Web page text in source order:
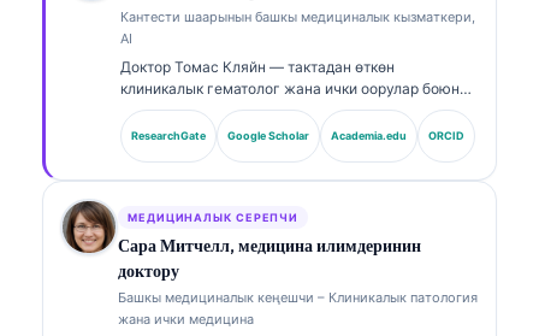
Кантести шаарынын башкы медициналык кызматкери,
AI
Доктор Томас Кляйн — тактадан өткөн
клиникалык гематолог жана ички оорулар боюнча
дарыгер, лабораториялык медицинада жана AI-
колдоого алынган клиникалык анализде 15
жылдан ашык тажрыйбасы бар. Kantesti AI
медициналык тактыгына клиникалык көзөмөл
жүргүзөт.
ResearchGate Google Scholar Academia.edu ORCID
МЕДИЦИНАЛЫК СЕРЕПЧИ
Сара Митчелл, медицина илимдеринин
доктору
Башкы медициналык кеңешчи – Клиникалык патология
жана ички медицина